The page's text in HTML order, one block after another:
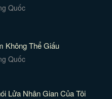
Quốc
Không Thể Giấu
Quốc
Lửa Nhân Gian Của Tôi